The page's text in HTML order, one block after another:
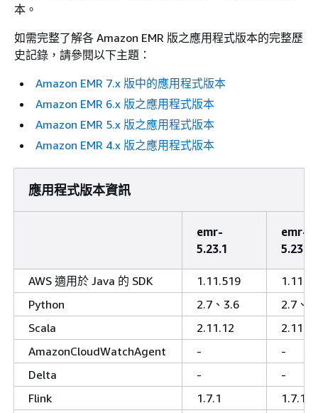
本。
如需完整了解各 Amazon EMR 版之應用程式版本的完整歷
史記錄，請參閱以下主題：
Amazon EMR 7.x 版中的應用程式版本
Amazon EMR 6.x 版之應用程式版本
Amazon EMR 5.x 版之應用程式版本
Amazon EMR 4.x 版之應用程式版本
應用程式版本資訊
emr-
5.23.1
emr-
5.23.0
AWS 適用於 Java 的 SDK 1.11.519
Python
2.7、3.6
2.7、
Scala
2.11.12
2.11.12
AmazonCloudWatchAgent
-
-
Delta
-
-
Flink
1.7.1
1.7.1